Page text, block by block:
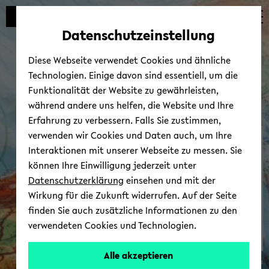
Automatische
vermeiden
zum
wechseln
zum
wechseln
zum
wechseln
CIAS - Cen­ter for In­ter­
Ame­ri­can Stu­dies
© CIAS Uni Bie­le­feld
Datenschutzeinstellung
Diese Webseite verwendet Cookies und ähnliche
Technologien. Einige davon sind essentiell, um die
Funktionalität der Website zu gewährleisten,
während andere uns helfen, die Website und Ihre
Erfahrung zu verbessern. Falls Sie zustimmen,
verwenden wir Cookies und Daten auch, um Ihre
Interaktionen mit unserer Webseite zu messen. Sie
können Ihre Einwilligung jederzeit unter
Datenschutzerklärung einsehen und mit der
Wirkung für die Zukunft widerrufen. Auf der Seite
finden Sie auch zusätzliche Informationen zu den
verwendeten Cookies und Technologien.
Alle akzeptieren